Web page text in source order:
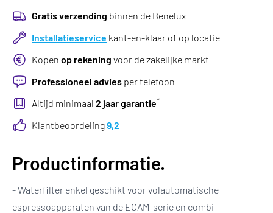
Gratis verzending binnen de Benelux
Installatieservice kant-en-klaar of op locatie
Kopen op rekening voor de zakelijke markt
Professioneel advies per telefoon
Altijd minimaal 2 jaar garantie*
Klantbeoordeling9,2
Productinformatie.
- Waterfilter enkel geschikt voor volautomatische
espressoapparaten van de ECAM-serie en combi